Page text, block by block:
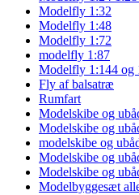
Modelfly 1:32
Modelfly 1:48
Modelfly 1:72
modelfly 1:87
Modelfly 1:144 og
Fly af balsatræ
Rumfart
Modelskibe og
Modelskibe og
modelskibe og
Modelskibe og
Modelskibe og
Modelbyggesæt